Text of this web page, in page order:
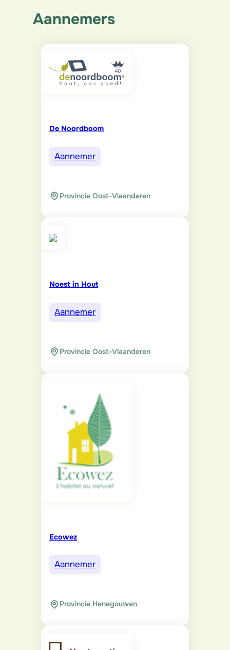
Aannemers
De Noordboom
Aannemer
Provincie Oost-Vlaanderen
Noest in Hout
Aannemer
Provincie Oost-Vlaanderen
Ecowez
Aannemer
Provincie Henegouwen